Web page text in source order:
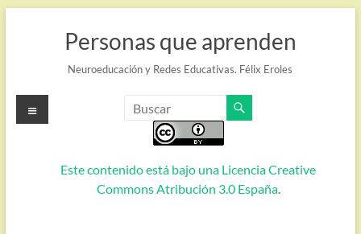
Personas que aprenden
Neuroeducación y Redes Educativas. Félix Eroles
Este contenido está bajo una Licencia Creative
Commons Atribución 3.0 España.
Menú